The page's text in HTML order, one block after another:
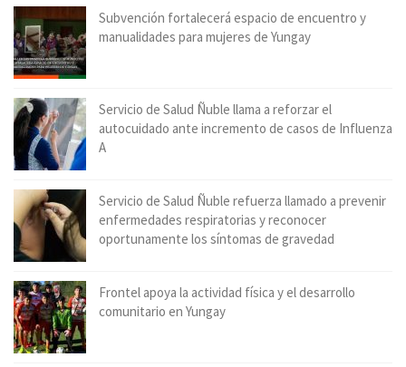
Subvención fortalecerá espacio de encuentro y
manualidades para mujeres de Yungay
Servicio de Salud Ñuble llama a reforzar el
autocuidado ante incremento de casos de Influenza
A
Servicio de Salud Ñuble refuerza llamado a prevenir
enfermedades respiratorias y reconocer
oportunamente los síntomas de gravedad
Frontel apoya la actividad física y el desarrollo
comunitario en Yungay